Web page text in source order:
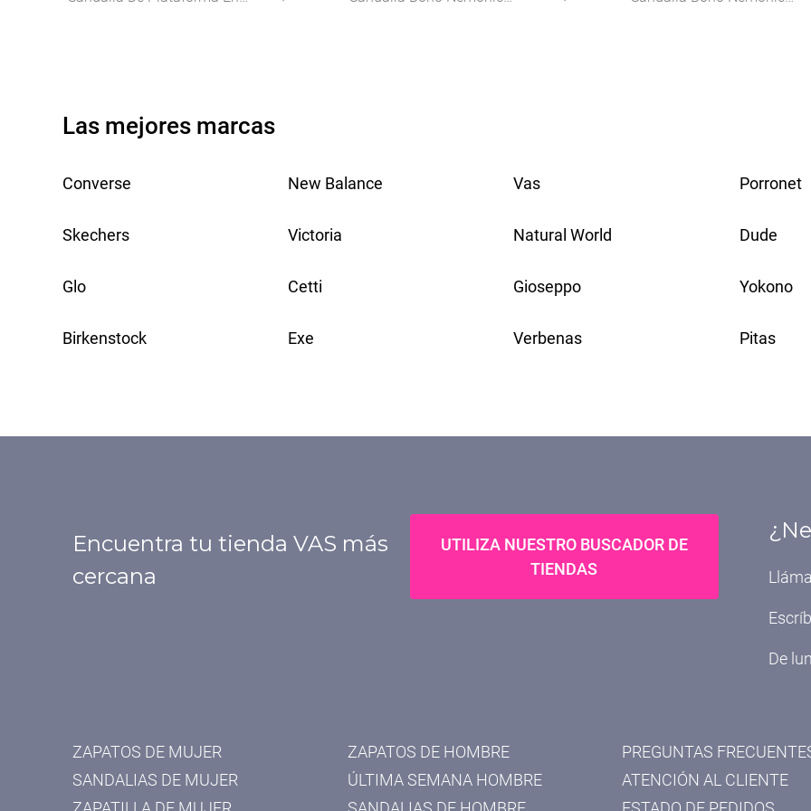
Las mejores marcas
Converse New Balance Vas Porronet
Skechers Victoria Natural World Dude
Glo Cetti Gioseppo Yokono
Birkenstock Exe Verbenas Pitas
Encuentra tu tienda VAS más
cercana
UTILIZA NUESTRO BUSCADOR DE
TIENDAS
De
ZAPATOS DE MUJER
SANDALIAS DE MUJER
ZAPATOS DE HOMBRE
ÚLTIMA SEMANA HOMBRE
PREGUNTAS
ATENCIÓN AL CLIENTE